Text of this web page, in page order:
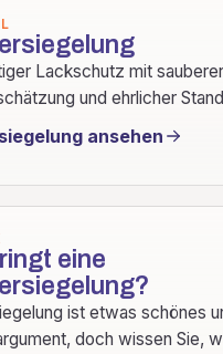
Lackschutz mit
und ehrlicher
ansehen
eine
ist etwas schönes
doch wissen Sie,